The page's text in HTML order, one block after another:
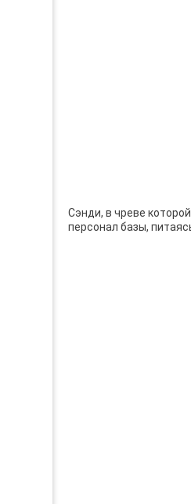
Сэнди, в чреве
персонал базы,